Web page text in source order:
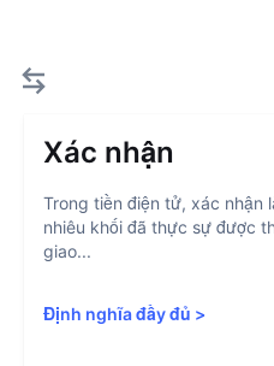
Xác nhận
Trong tiền điện tử, xác nhận
nhiêu khối đã thực sự được
giao...
Định nghĩa đầy đủ >